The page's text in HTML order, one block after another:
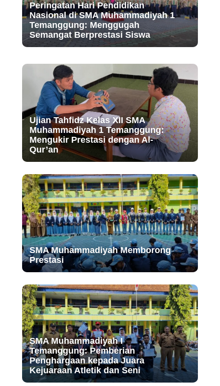
Peringatan Hari Pendidikan
Nasional di SMA Muhammadiyah 1
Temanggung: Menggugah
Semangat Berprestasi Siswa
Ujian Tahfidz Kelas XII SMA
Muhammadiyah 1 Temanggung:
Mengukir Prestasi dengan Al-
Qur’an
SMA Muhammadiyah Memborong
Prestasi
SMA Muhammadiyah I
Temanggung: Pemberian
Penghargaan kepada Juara
Kejuaraan Atletik dan Seni